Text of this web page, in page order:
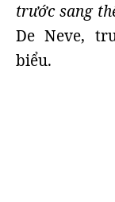
trước sang
De Neve,
biểu.